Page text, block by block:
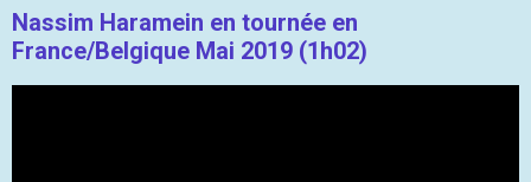
Nassim Haramein en tournée en
France/Belgique Mai 2019 (1h02)